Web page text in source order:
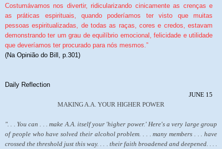
Costumávamos nos divertir, ridicularizando cinicamente as crenças e
as práticas espirituais, quando poderíamos ter visto que muitas
pessoas espiritualizadas, de todas as raças, cores e credos, estavam
demonstrando ter um grau de equilíbrio emocional, felicidade e utilidade
que deveríamos ter procurado para nós mesmos.”
(Na Opinião do Bill, p.301)
Daily Reflection
JUNE 15
MAKING A.A. YOUR HIGHER POWER
". . . You can . . . make A.A. itself your 'higher power.' Here's a very large group
of people who have solved their alcohol problem. . . . many members . . . have
crossed the threshold just this way. . . . their faith broadened and deepened. . . .